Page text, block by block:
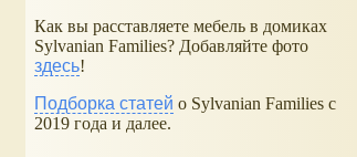
Как вы расставляете мебель в домиках
Sylvanian Families? Добавляйте фото
здесь!
Подборка статей о Sylvanian Families с
2019 года и далее.